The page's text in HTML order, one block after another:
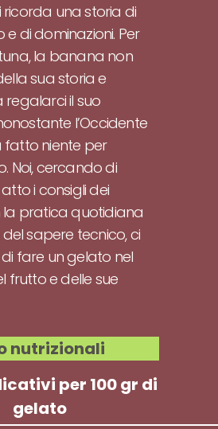
una storia di
e di dominazioni. Per
la banana non
sua storia e
il suo
l’Occidente
niente per
Noi, cercando di
i consigli dei
la pratica quotidiana
del sapere tecnico, ci
fare un gelato nel
frutto e delle sue
nutrizionali
per 100 gr di
gelato